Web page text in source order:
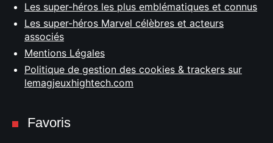
Les super-héros les plus emblématiques et connus
Les super-héros Marvel célèbres et acteurs
associés
Mentions Légales
Politique de gestion des cookies & trackers sur
lemagjeuxhightech.com
Favoris